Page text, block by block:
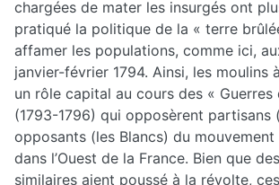
chargées de mater les insurgés ont
pratiqué la politique de la « terre
affamer les populations, comme ici,
janvier-février 1794. Ainsi, les moulins
un rôle capital au cours des « Guerres
(1793-1796) qui opposèrent partisans
opposants (les Blancs) du
dans l’Ouest de la France. Bien que
similaires aient poussé à la révolte,